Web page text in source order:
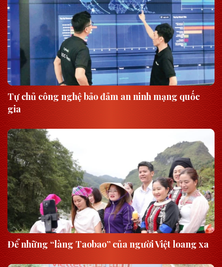
Tự chủ công nghệ bảo đảm an ninh mạng quốc
gia
Để những “làng Taobao” của người Việt loang xa